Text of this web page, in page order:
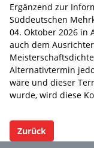
Ergänzend zur
Süddeutschen
04. Oktober 2026 in
auch dem
Alternativtermin
wäre und dieser
wurde, wird diese
Zurück